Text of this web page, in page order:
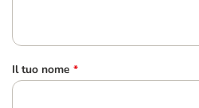
Il tuo nome *